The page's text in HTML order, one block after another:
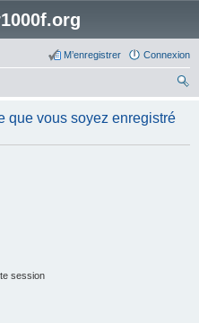
Connexion
M’enregistrer
ch
que vous soyez enregistré
session